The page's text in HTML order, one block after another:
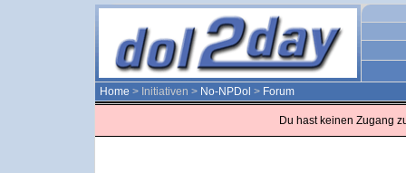
Home > Initiativen > No-NPDol > Forum
Du hast keinen Zugang